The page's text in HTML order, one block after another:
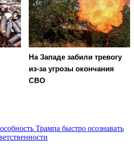
На Западе забили тревогу
из-за угрозы окончания
СВО
Трампа быстро осознавать